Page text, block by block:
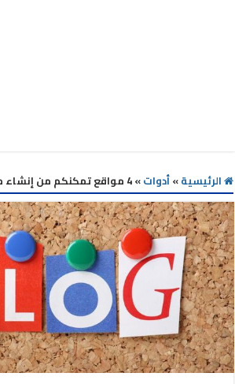
الرئيسية»أدوات»4 مواقع تمكنكم من إنشاء مدونة مجانية خاصة